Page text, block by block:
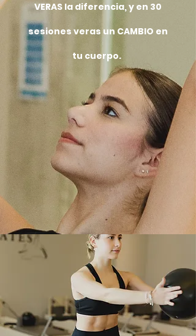
VERAS la diferencia, y en 30
sesiones veras un CAMBIO en
tu cuerpo.